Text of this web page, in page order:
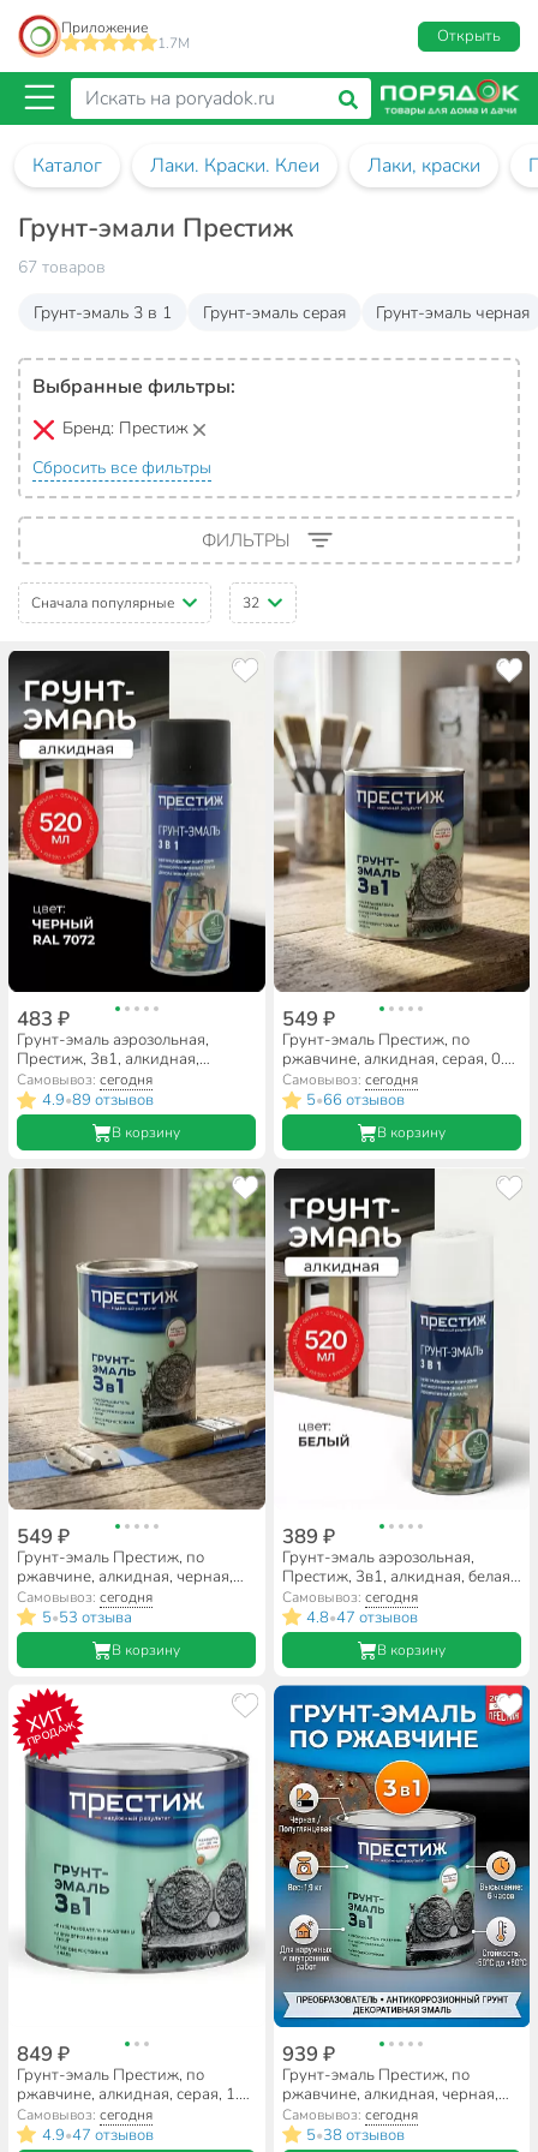
Приложение
1.7M
Открыть
Каталог Лаки. Краски. Клеи Лаки, краски
Грунт-эмали Престиж
67 товаров
Грунт-эмаль 3 в 1
Грунт-эмаль серая Грунт-эмаль черная
Выбранные фильтры:
Бренд: Престиж
Сбросить все фильтры
ФИЛЬТРЫ
Сначала популярные 32
483 ₽
Грунт-эмаль аэрозольная,
Престиж, 3в1, алкидная,
черная, 520 мл
Самовывоз:сегодня
4.9•89 отзывов
В корзину
549 ₽
Грунт-эмаль Престиж, по
ржавчине, алкидная, серая, 0.9
кг
Самовывоз: сегодня
5•66 отзывов
В корзину
549 ₽
Грунт-эмаль Престиж, по
ржавчине, алкидная, черная,
0.9 кг
Самовывоз:сегодня
5•53 отзыва
В корзину
389 ₽
Грунт-эмаль аэрозольная,
Престиж, 3в1, алкидная, белая,
520 мл
Самовывоз: сегодня
4.8•47 отзывов
В корзину
ХИТ
ПРОДАЖ
849 ₽
Грунт-эмаль Престиж, по
ржавчине, алкидная, серая, 1.9
кг
Самовывоз:сегодня
4.9•47 отзывов
939 ₽
Грунт-эмаль Престиж, по
ржавчине, алкидная, черная,
1.9 кг
Самовывоз: сегодня
5•38 отзывов